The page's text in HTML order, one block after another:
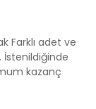
Farklı adet ve
İstenildiğinde
kazanç